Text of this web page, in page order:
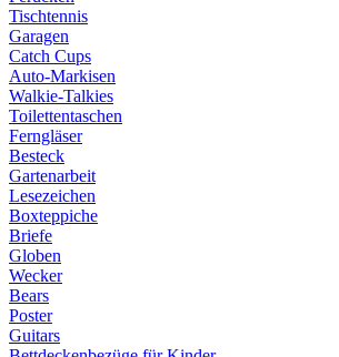
Tischtennis
Garagen
Catch Cups
Auto-Markisen
Walkie-Talkies
Toilettentaschen
Ferngläser
Besteck
Gartenarbeit
Lesezeichen
Boxteppiche
Briefe
Globen
Wecker
Bears
Poster
Guitars